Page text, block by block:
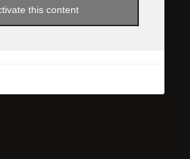
this content